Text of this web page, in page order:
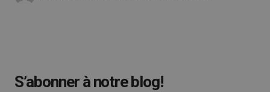
S’abonner à notre blog!